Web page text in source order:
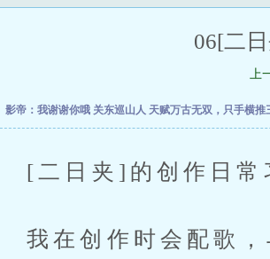
06[二
上
影帝：我谢谢你哦 关东巡山人 天赋万古无双，只手横推
[二日夹]的创作日常
我在创作时会配歌，